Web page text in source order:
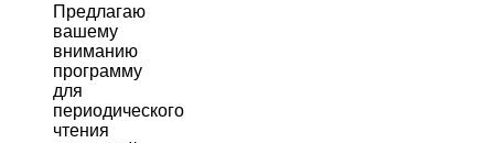
Предлагаю
вашему
вниманию
программу
для
периодического
чтения